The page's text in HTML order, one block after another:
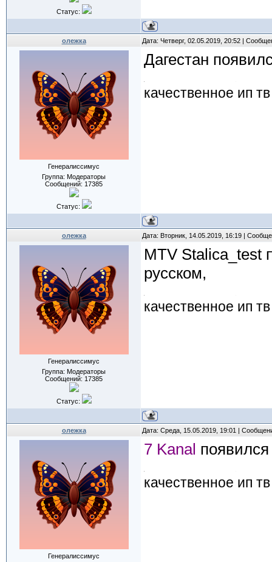
Статус:
олежка Дата: Четверг, 02.05.2019, 20:52 |
Генералиссимус
Группа: Модераторы
Сообщений: 17385
Статус:
Дагестан
качественное ип
олежка Дата: Вторник, 14.05.2019, 16:19 |
Генералиссимус
Группа: Модераторы
Сообщений: 17385
Статус:
MTV Stalica_test
русском,
качественное ип
олежка Дата: Среда, 15.05.2019, 19:01 |
Генералиссимус
7 Kanal
качественное ип